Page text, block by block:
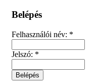
Belépés
Felhasználói név: *
Jelszó: *